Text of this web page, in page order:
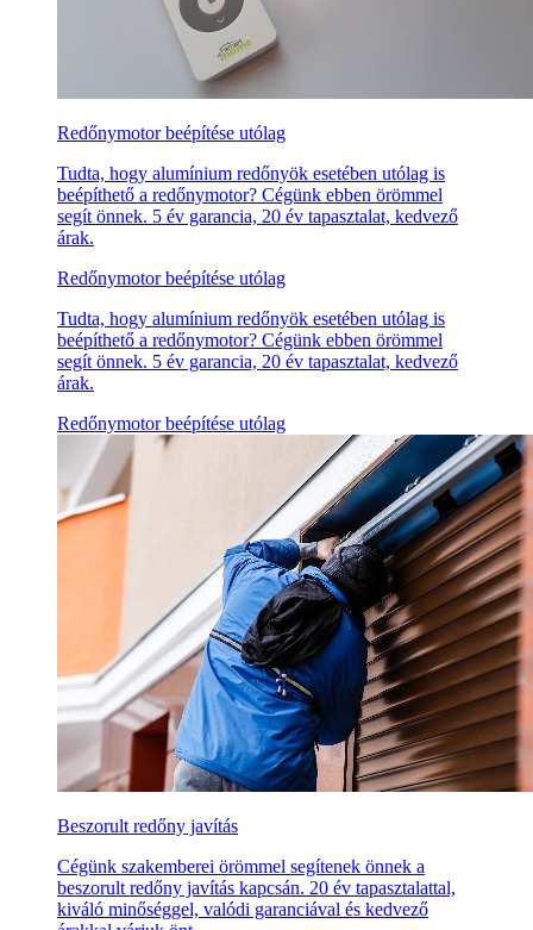
Redőnymotor beépítése utólag
Tudta, hogy alumínium redőnyök esetében utólag is
beépíthető a redőnymotor? Cégünk ebben örömmel
segít önnek. 5 év garancia, 20 év tapasztalat, kedvező
árak.
Redőnymotor beépítése utólag
Tudta, hogy alumínium redőnyök esetében utólag is
beépíthető a redőnymotor? Cégünk ebben örömmel
segít önnek. 5 év garancia, 20 év tapasztalat, kedvező
árak.
Redőnymotor beépítése utólag
Beszorult redőny javítás
Cégünk szakemberei örömmel segítenek önnek a
beszorult redőny javítás kapcsán. 20 év tapasztalattal,
kiváló minőséggel, valódi garanciával és kedvező